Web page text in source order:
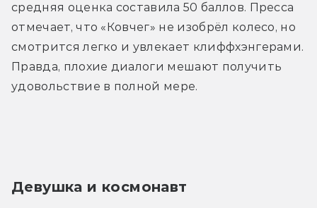
средняя оценка составила 50 баллов. Пресса
отмечает, что «Ковчег» не изобрёл колесо, но
смотрится легко и увлекает клиффхэнгерами.
Правда, плохие диалоги мешают получить
удовольствие в полной мере.
Девушка и космонавт